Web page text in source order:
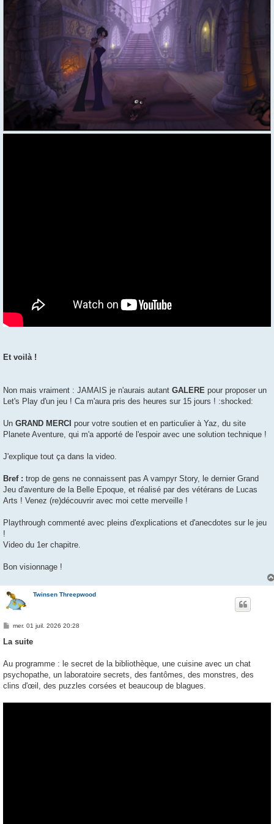
Et voilà !
Non mais vraiment : JAMAIS je n'aurais autant GALERE pour proposer un
Let's Play d'un jeu ! Ca m'aura pris des heures sur 15 jours ! :shocked:
Un GRAND MERCI pour votre soutien et en particulier à Yaz, du site
Planete Aventure, qui m'a apporté de l'espoir avec une solution technique !
J'explique tout ça dans la video.
Bref : trop de gens ne connaissent pas A vampyr Story, le dernier Grand
Jeu d'aventure de la Belle Epoque, et réalisé par des vétérans de Lucas
Arts ! Venez (re)découvrir avec moi cette merveille !
Playthrough commenté avec pleins d'explications et d'anecdotes sur le jeu
!
Video du 1er chapitre.
Bon visionnage !
Twinsen Threepwood
M
s
g
mer. 01 juil. 2026 20:28
La suite
Au programme : le secret de la bibliothèque, une cuisine avec un chat
psychopathe, un laboratoire secrets, des fantômes, des monstres, des
clins d'œil, des puzzles corsées et beaucoup de blagues.